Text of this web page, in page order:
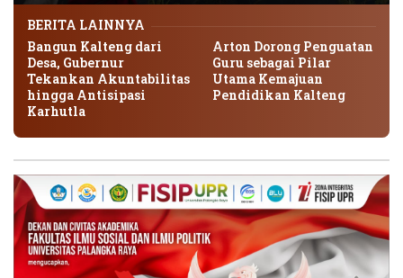
BERITA LAINNYA
Bangun Kalteng dari
Desa, Gubernur
Tekankan Akuntabilitas
hingga Antisipasi
Karhutla
Arton Dorong Penguatan
Guru sebagai Pilar
Utama Kemajuan
Pendidikan Kalteng